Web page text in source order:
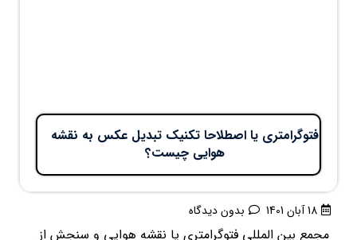
فتوگرامتری یا اصطلاحا تکنیک تبدیل عکس به نقشه
هوایی چیست؟
18 آبان 1401 بدون دیدگاه
مجمع بین المللی فتوگرامتری یا نقشه هوایی و سنجش از